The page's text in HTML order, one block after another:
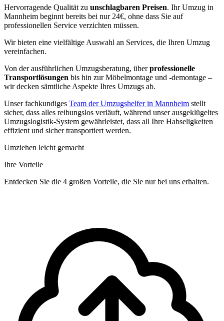
Hervorragende Qualität zu unschlagbaren Preisen. Ihr Umzug in
Mannheim beginnt bereits bei nur 24€, ohne dass Sie auf
professionellen Service verzichten müssen.
Wir bieten eine vielfältige Auswahl an Services, die Ihren Umzug
vereinfachen.
Von der ausführlichen Umzugsberatung, überprofessionelle
Transportlösungen bis hin zur Möbelmontage und -demontage –
wir decken sämtliche Aspekte Ihres Umzugs ab.
Unser fachkundiges Team der Umzugshelfer in Mannheim stellt
sicher, dass alles reibungslos verläuft, während unser ausgeklügeltes
Umzugslogistik-System gewährleistet, dass all Ihre Habseligkeiten
effizient und sicher transportiert werden.
Umziehen leicht gemacht
Ihre Vorteile
Entdecken Sie die 4 großen Vorteile, die Sie nur bei uns erhalten.